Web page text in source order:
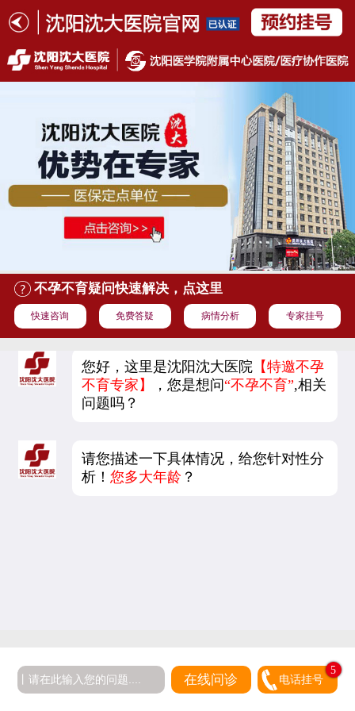
不孕不育疑问快速解决，点这里
快速咨询 免费答疑 病情分析 专家挂号
您好，这里是沈阳沈大医院 【特邀不孕
不育专家】
，您是想问“不孕不育”,相关
问题吗？
请您描述一下具体情况，给您针对性分
析！您多大年龄 ？
在线问诊 电话挂号
5